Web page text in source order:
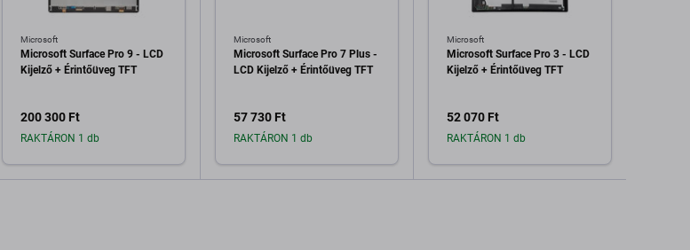
Microsoft
Microsoft Surface Pro 9 - LCD
Kijelző + Érintőüveg TFT
200 300 Ft
RAKTÁRON 1 db
Microsoft
Microsoft Surface Pro 7 Plus -
LCD Kijelző + Érintőüveg TFT
57 730 Ft
RAKTÁRON 1 db
Microsoft
Microsoft Surface Pro 3 - LCD
Kijelző + Érintőüveg TFT
52 070 Ft
RAKTÁRON 1 db